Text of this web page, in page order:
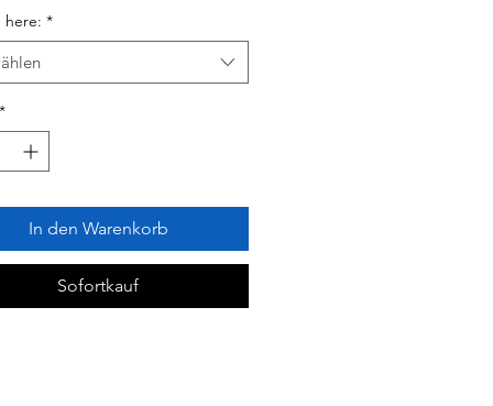
here: *
In den Warenkorb
Sofortkauf